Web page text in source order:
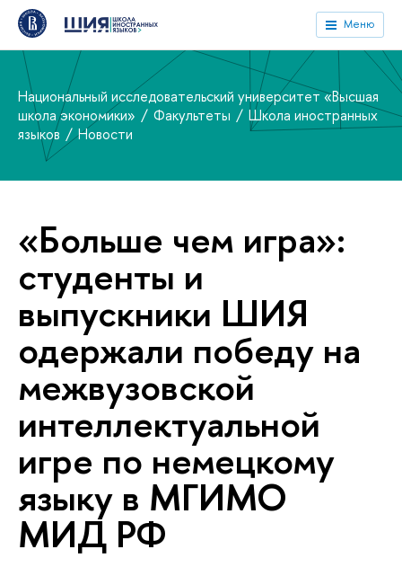
Меню
Национальный исследовательский университет «Высшая
школа экономики»
Факультеты
Школа иностранных
языков
Новости
«Больше чем игра»:
студенты и
выпускники ШИЯ
одержали победу на
межвузовской
интеллектуальной
игре по немецкому
языку в МГИМО
МИД РФ